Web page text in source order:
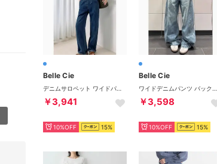
Belle Cie
￥3,941
10%OFF 15%
Belle Cie
￥3,598
10%OFF 15%